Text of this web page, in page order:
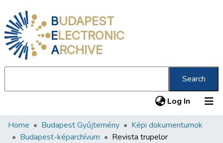
BUDAPEST
ELECTRONIC
ARCHIVE
Search
Log In (current)
Communities & Collections
Home Budapest Gyűjtemény
Képi dokumentumok
Budapest-képarchívum
Revista trupelor